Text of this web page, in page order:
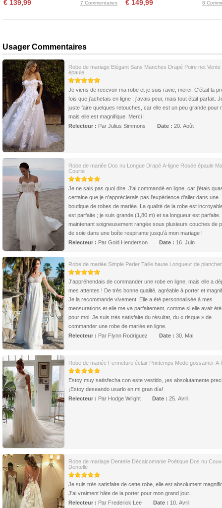
€ 139,99 7 Commentaires € 149,99 8
Usager Commentaires
Robe de mariage Elégant Sans Manches Drapé Poire net
épaule
Je viens de recevoir ma robe et je suis ravie, merci. C'était la
fois que j'achetais en ligne ; j'avais peur, mais tout était parfait.
juste faire quelques retouches, car elle est un peu grande pour
mais elle est magnifique. Merci !
Relecteur : Par Julius Simmons Date : 20. Août
Robe de mariée Dos nu Longue Drapé A-ligne Rosée épaule
Courte
Je ne sais pas quoi dire. J'ai commandé en ligne, car j'étais
certaine que je n'apprécierais pas l'expérience d'aller dans une
boutique de robes de mariée. La qualité de la robe est
est parfaite ; je suis grande (1,80 m) et sa longueur est parfaite.
maintenant soigneusement rangée sous plusieurs couches de
de soie dans une boîte respirante jusqu'à mon mariage !
Relecteur : Par Gold Henderson Date : 16. Juin
Robe de mariée Simple Perler Taille haute Longueur de plancher
J'appréhendais de commander une robe en ligne, mais elle a
mes attentes ! De très bonne qualité, agréable à porter et
Je la recommande vivement. Elle a été personnalisée à mes
mensurations et elle me va parfaitement, comme si elle avait
pour moi. Je suis très satisfaite du résultat, du « risque » de
commander une robe de mariée en ligne.
Relecteur : Par Flynn Rodriguez Date : 30. Mai
Robe de mariée Fermeture éclair Printemps Mode gossamer A-
Estoy muy satisfecha con este vestido, ¡es absolutamente
¡Estoy deseando usarlo en mi gran día!
Relecteur : Par Hodge Wright Date : 25. Avril
Robe de mariage Dentelle Décalcomanie Poétique Dos nu
Dentelle
Je suis très satisfaite de cette robe, elle est absolument
J'ai vraiment hâte de la porter pour mon grand jour.
Relecteur : Par Frederick Lee Date : 10. Avril